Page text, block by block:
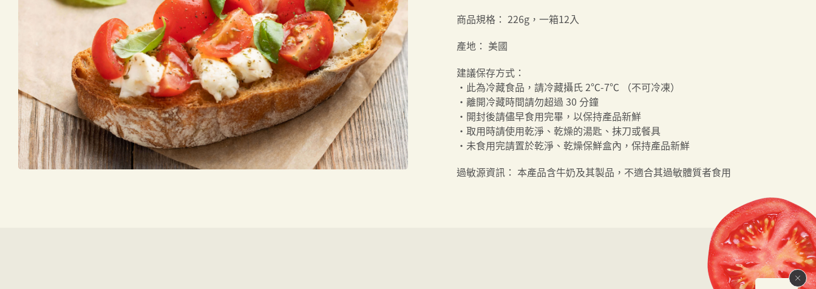
商品規格： 226g，一箱12入
產地： 美國
建議保存方式：
・此為冷藏食品，請冷藏攝氏 2℃-7℃ （不可冷凍）
・離開冷藏時間請勿超過 30 分鐘
・開封後請儘早食用完畢，以保持產品新鮮
・取用時請使用乾淨、乾燥的湯匙、抹刀或餐具
・未食用完請置於乾淨、乾燥保鮮盒內，保持產品新鮮
過敏源資訊： 本產品含牛奶及其製品，不適合其過敏體質者食用